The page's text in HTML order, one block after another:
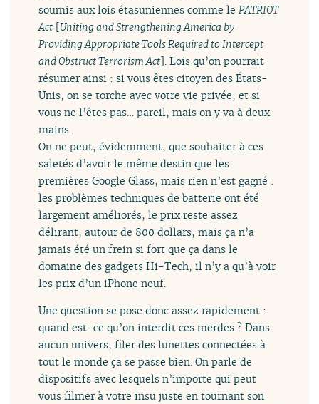
soumis aux lois étasuniennes comme lePATRIOT
Act [Uniting and Strengthening America by
Providing Appropriate Tools Required to Intercept
and Obstruct Terrorism Act]. Lois qu’on pourrait
résumer ainsi : si vous êtes citoyen des États-
Unis, on se torche avec votre vie privée, et si
vous ne l’êtes pas… pareil, mais on y va à deux
mains.
On ne peut, évidemment, que souhaiter à ces
saletés d’avoir le même destin que les
premières Google Glass, mais rien n’est gagné :
les problèmes techniques de batterie ont été
largement améliorés, le prix reste assez
délirant, autour de 800 dollars, mais ça n’a
jamais été un frein si fort que ça dans le
domaine des gadgets Hi-Tech, il n’y a qu’à voir
les prix d’un iPhone neuf.
Une question se pose donc assez rapidement :
quand est-ce qu’on interdit ces merdes ? Dans
aucun univers, filer des lunettes connectées à
tout le monde ça se passe bien. On parle de
dispositifs avec lesquels n’importe qui peut
vous filmer à votre insu juste en tournant son